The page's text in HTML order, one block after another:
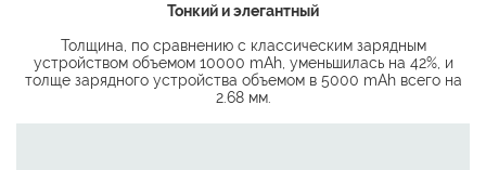
Тонкий и элегантный
Толщина, по сравнению с классическим зарядным
устройством объемом 10000 mAh, уменьшилась на 42%, и
толще зарядного устройства объемом в 5000 mAh всего на
2.68 мм.